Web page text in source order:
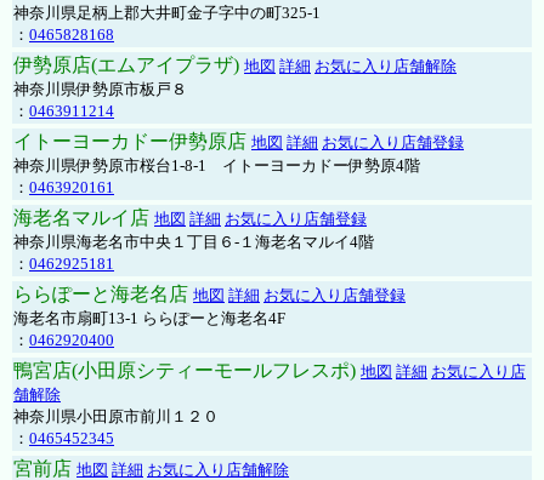
神奈川県足柄上郡大井町金子字中の町325-1
： 0465828168
伊勢原店(エムアイプラザ) 地図 詳細 お気に入り店舗解除
神奈川県伊勢原市板戸８
： 0463911214
イトーヨーカドー伊勢原店 地図 詳細 お気に入り店舗登録
神奈川県伊勢原市桜台1-8-1 イトーヨーカドー伊勢原4階
： 0463920161
海老名マルイ店 地図 詳細 お気に入り店舗登録
神奈川県海老名市中央１丁目６-１海老名マルイ4階
： 0462925181
ららぽーと海老名店 地図 詳細 お気に入り店舗登録
海老名市扇町13-1 ららぽーと海老名4F
： 0462920400
鴨宮店(小田原シティーモールフレスポ) 地図 詳細 お気に入り店
舗解除
神奈川県小田原市前川１２０
： 0465452345
宮前店 地図 詳細 お気に入り店舗解除